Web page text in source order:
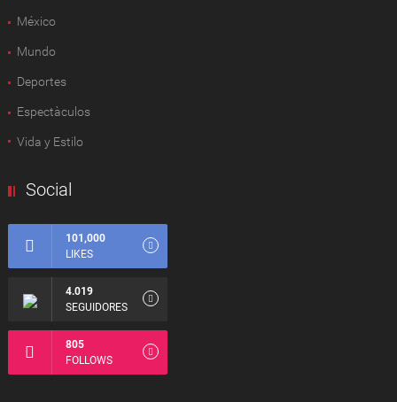
México
Mundo
Deportes
Espectàculos
Vida y Estilo
Social
101,000
LIKES
4.019
SEGUIDORES
805
FOLLOWS